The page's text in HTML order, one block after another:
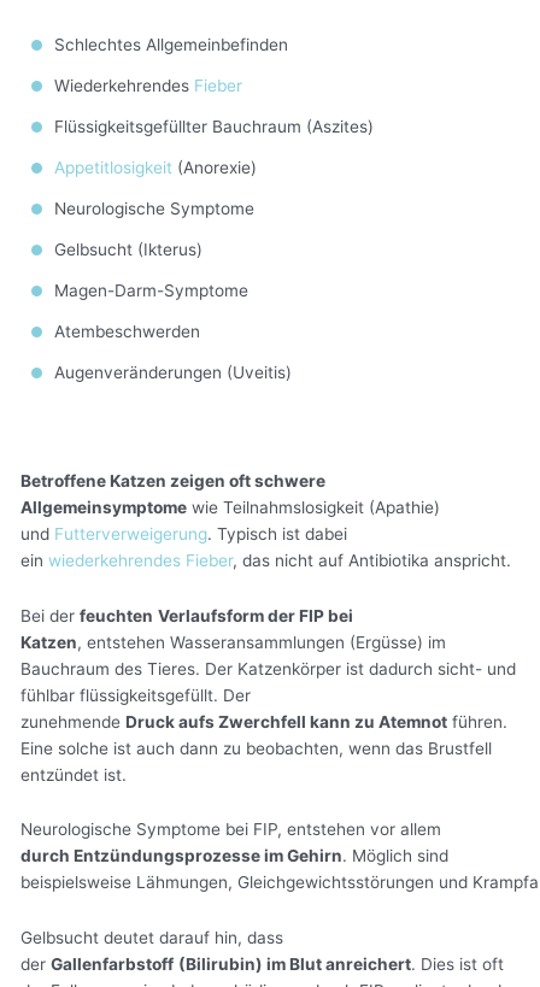
Schlechtes Allgemeinbefinden
Wiederkehrendes Fieber
Flüssigkeitsgefüllter Bauchraum (Aszites)
Appetitlosigkeit (Anorexie)
Neurologische Symptome
Gelbsucht (Ikterus)
Magen-Darm-Symptome
Atembeschwerden
Augenveränderungen (Uveitis)
Betroffene Katzen zeigen oft schwere
Allgemeinsymptome wie Teilnahmslosigkeit (Apathie)
und Futterverweigerung. Typisch ist dabei
einwiederkehrendes Fieber, das nicht auf Antibiotika anspricht.
Bei derfeuchten Verlaufsform der FIP bei
Katzen, entstehen Wasseransammlungen (Ergüsse) im
Bauchraum des Tieres. Der Katzenkörper ist dadurch sicht- und
fühlbar flüssigkeitsgefüllt. Der
zunehmendeDruck aufs Zwerchfell kann zu Atemnot führen.
Eine solche ist auch dann zu beobachten, wenn das Brustfell
entzündet ist.
‍Neurologische Symptome bei FIP, entstehen vor allem
durch Entzündungsprozesse im Gehirn. Möglich sind
beispielsweise Lähmungen, Gleichgewichtsstörungen und
Gelbsucht deutet darauf hin, dass
derGallenfarbstoff (Bilirubin) im Blut anreichert. Dies ist oft